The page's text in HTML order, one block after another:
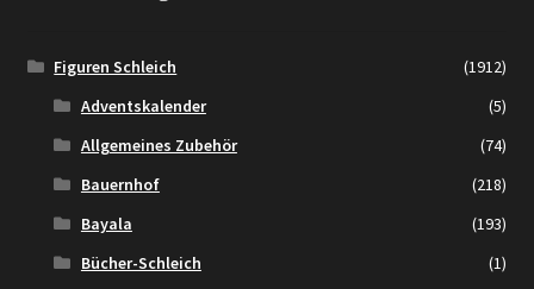
Figuren Schleich
(1912)
Adventskalender
(5)
Allgemeines Zubehör
(74)
Bauernhof
(218)
Bayala
(193)
Bücher-Schleich
(1)